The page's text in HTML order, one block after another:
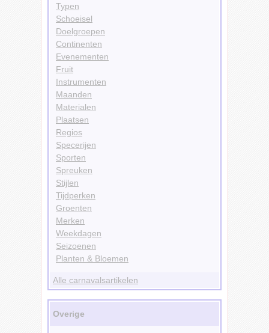
Typen
Schoeisel
Doelgroepen
Continenten
Evenementen
Fruit
Instrumenten
Maanden
Materialen
Plaatsen
Regios
Specerijen
Sporten
Spreuken
Stijlen
Tijdperken
Groenten
Merken
Weekdagen
Seizoenen
Planten & Bloemen
Alle carnavalsartikelen
Overige